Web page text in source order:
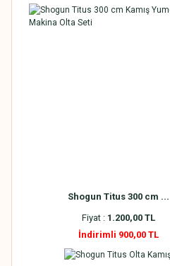
Shogun Titus 300 cm ...
Fiyat : 1.200,00 TL
İndirimli 900,00 TL